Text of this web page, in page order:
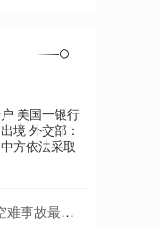
美国一银行
境 外交部：
方依法采取
查结果公布